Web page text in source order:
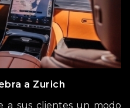
a Zurich
a sus clientes un modo